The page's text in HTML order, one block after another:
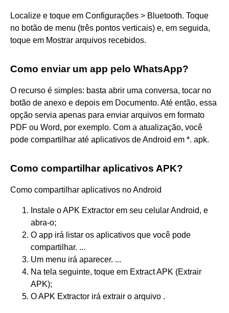
Localize e toque em Configurações > Bluetooth. Toque
no botão de menu (três pontos verticais) e, em seguida,
toque em Mostrar arquivos recebidos.
Como enviar um app pelo WhatsApp?
O recurso é simples: basta abrir uma conversa, tocar no
botão de anexo e depois em Documento. Até então, essa
opção servia apenas para enviar arquivos em formato
PDF ou Word, por exemplo. Com a atualização, você
pode compartilhar até aplicativos de Android em *. apk.
Como compartilhar aplicativos APK?
Como compartilhar aplicativos no Android
Instale o APK Extractor em seu celular Android, e
abra-o;
O app irá listar os aplicativos que você pode
compartilhar. ...
Um menu irá aparecer. ...
Na tela seguinte, toque em Extract APK (Extrair
APK);
O APK Extractor irá extrair o arquivo .